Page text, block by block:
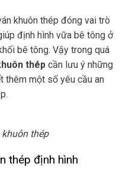
khuôn thép đóng vai trò
định hình vữa bê tông ở
bê tông. Vậy trong quá
thép cần lưu ý những
thêm một số yêu cầu an
thép
thép định hình